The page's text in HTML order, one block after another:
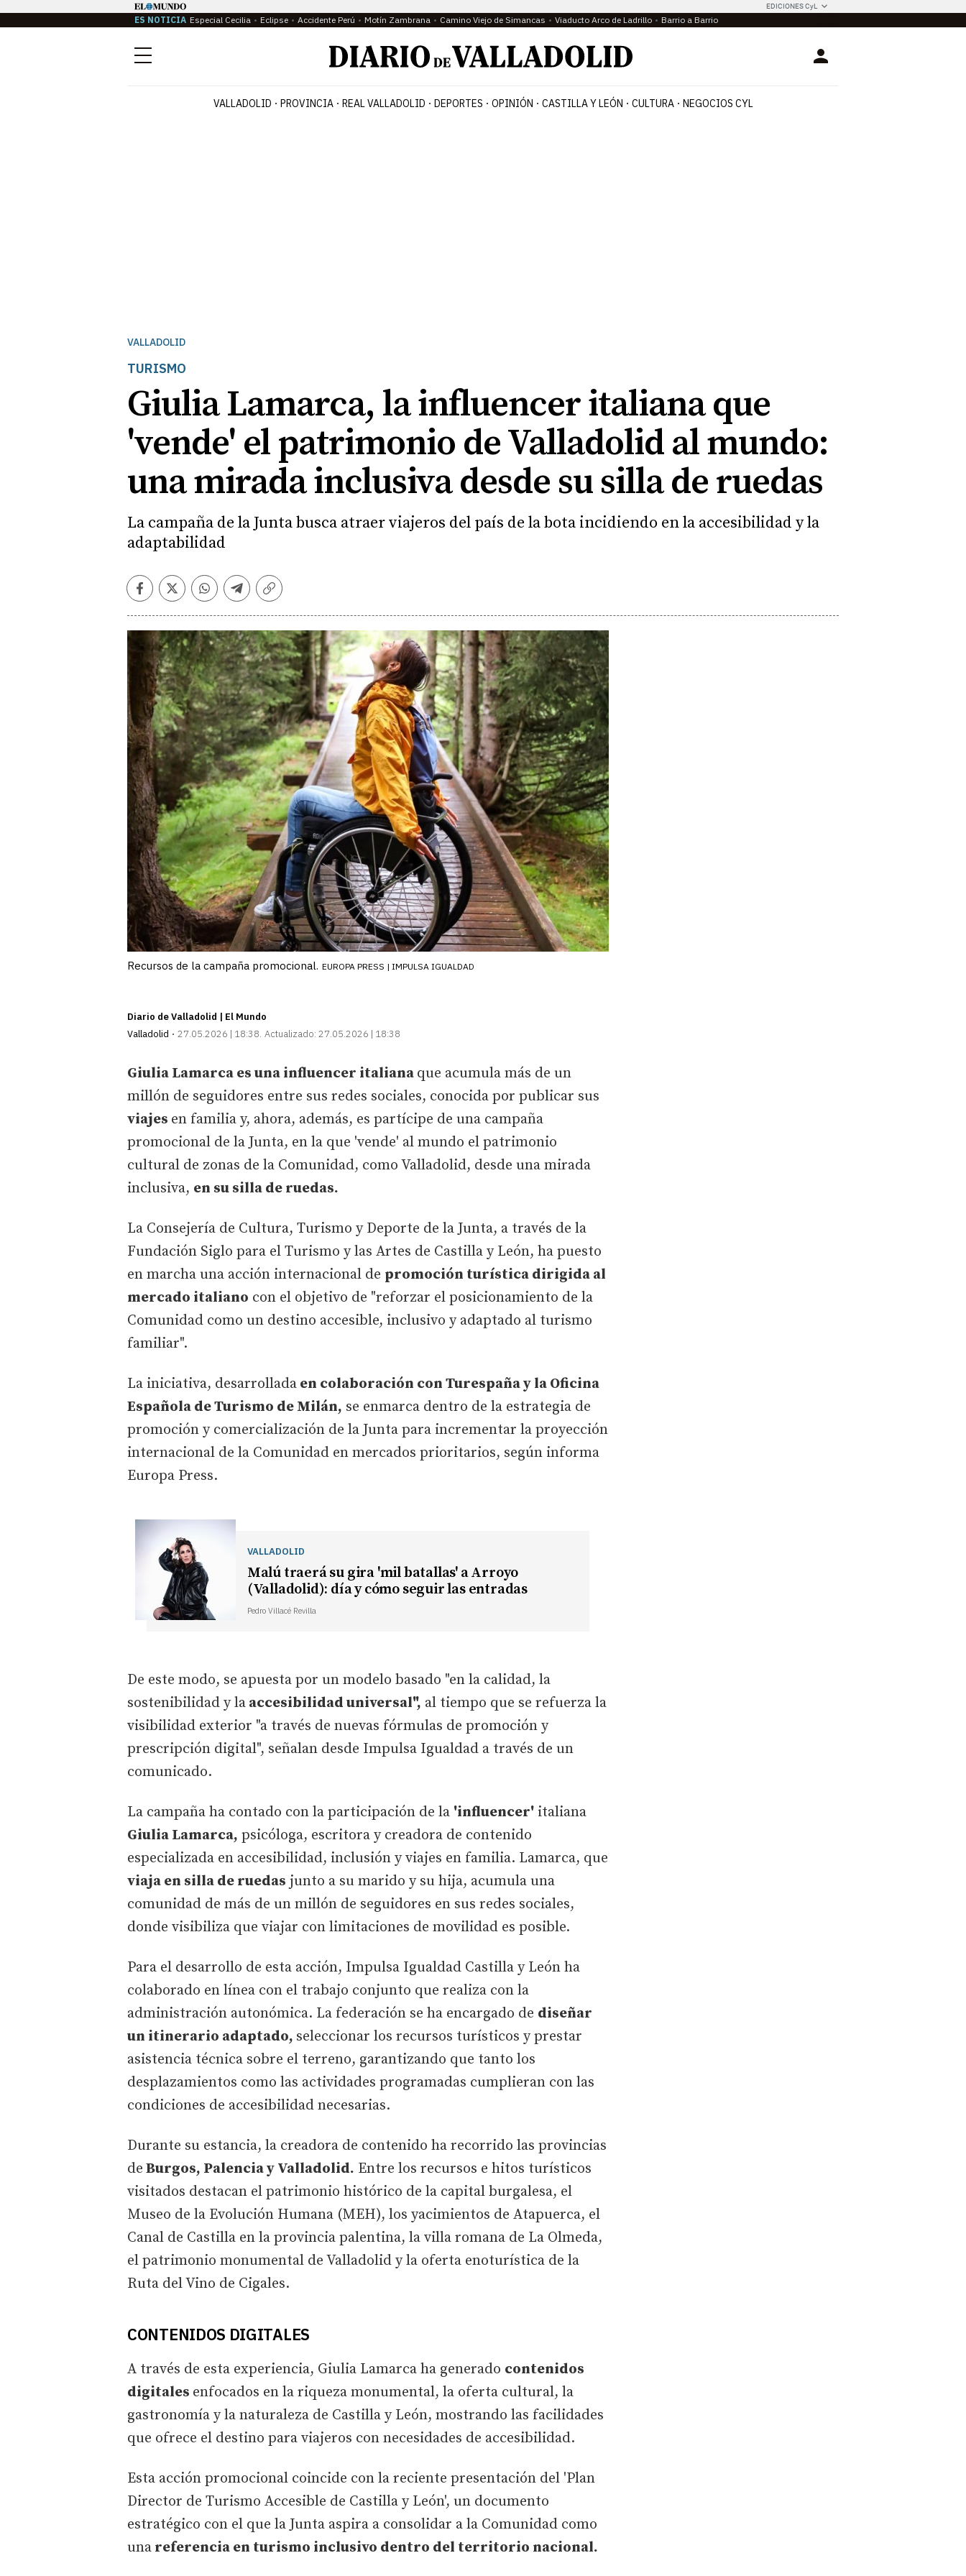
EDICIONES CyL
ES NOTICIA Especial Cecilia Eclipse Accidente Perú Motín Zambrana Camino Viejo de Simancas Viaducto Arco de Ladrillo Barrio a Barrio
Menú Login
VALLADOLID PROVINCIA REAL VALLADOLID DEPORTES OPINIÓN CASTILLA Y LEÓN CULTURA NEGOCIOS CYL
VALLADOLID
TURISMO
Giulia Lamarca, la influencer italiana que
'vende' el patrimonio de Valladolid al mundo:
una mirada inclusiva desde su silla de ruedas
La campaña de la Junta busca atraer viajeros del país de la bota incidiendo en la accesibilidad y la
adaptabilidad
Facebook
TwitterWhatsapp
Telegram
Copiar
Recursos de la campaña promocional. EUROPA PRESS | IMPULSA IGUALDAD
Diario de Valladolid | El Mundo
Valladolid
27.05.2026 | 18:38 Actualizado: 27.05.2026 | 18:38
Giulia Lamarca es una influencer italiana que acumula más de un
millón de seguidores entre sus redes sociales, conocida por publicar sus
viajes en familia y, ahora, además, es partícipe de una campaña
promocional de la Junta, en la que 'vende' al mundo el patrimonio
cultural de zonas de la Comunidad, como Valladolid, desde una mirada
inclusiva, en su silla de ruedas.
La Consejería de Cultura, Turismo y Deporte de la Junta, a través de la
Fundación Siglo para el Turismo y las Artes de Castilla y León, ha puesto
en marcha una acción internacional de promoción turística dirigida al
mercado italiano con el objetivo de "reforzar el posicionamiento de la
Comunidad como un destino accesible, inclusivo y adaptado al turismo
familiar".
La iniciativa, desarrollada en colaboración con Turespaña y la Oficina
Española de Turismo de Milán, se enmarca dentro de la estrategia de
promoción y comercialización de la Junta para incrementar la proyección
internacional de la Comunidad en mercados prioritarios, según informa
Europa Press.
VALLADOLID
Malú traerá su gira 'mil batallas' a Arroyo
(Valladolid): día y cómo seguir las entradas
Pedro Villacé Revilla
De este modo, se apuesta por un modelo basado "en la calidad, la
sostenibilidad y la accesibilidad universal", al tiempo que se refuerza la
visibilidad exterior "a través de nuevas fórmulas de promoción y
prescripción digital", señalan desde Impulsa Igualdad a través de un
comunicado.
La campaña ha contado con la participación de la 'influencer' italiana
Giulia Lamarca, psicóloga, escritora y creadora de contenido
especializada en accesibilidad, inclusión y viajes en familia. Lamarca, que
viaja en silla de ruedas junto a su marido y su hija, acumula una
comunidad de más de un millón de seguidores en sus redes sociales,
donde visibiliza que viajar con limitaciones de movilidad es posible.
Para el desarrollo de esta acción, Impulsa Igualdad Castilla y León ha
colaborado en línea con el trabajo conjunto que realiza con la
administración autonómica. La federación se ha encargado de diseñar
un itinerario adaptado, seleccionar los recursos turísticos y prestar
asistencia técnica sobre el terreno, garantizando que tanto los
desplazamientos como las actividades programadas cumplieran con las
condiciones de accesibilidad necesarias.
Durante su estancia, la creadora de contenido ha recorrido las provincias
de Burgos, Palencia y Valladolid. Entre los recursos e hitos turísticos
visitados destacan el patrimonio histórico de la capital burgalesa, el
Museo de la Evolución Humana (MEH), los yacimientos de Atapuerca, el
Canal de Castilla en la provincia palentina, la villa romana de La Olmeda,
el patrimonio monumental de Valladolid y la oferta enoturística de la
Ruta del Vino de Cigales.
CONTENIDOS DIGITALES
A través de esta experiencia, Giulia Lamarca ha generado contenidos
digitales enfocados en la riqueza monumental, la oferta cultural, la
gastronomía y la naturaleza de Castilla y León, mostrando las facilidades
que ofrece el destino para viajeros con necesidades de accesibilidad.
Esta acción promocional coincide con la reciente presentación del 'Plan
Director de Turismo Accesible de Castilla y León', un documento
estratégico con el que la Junta aspira a consolidar a la Comunidad como
una referencia en turismo inclusivo dentro del territorio nacional.